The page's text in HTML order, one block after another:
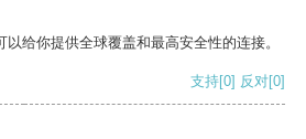
给你提供全球覆盖和最高安全性的连接。
支持[0] 反对[0]